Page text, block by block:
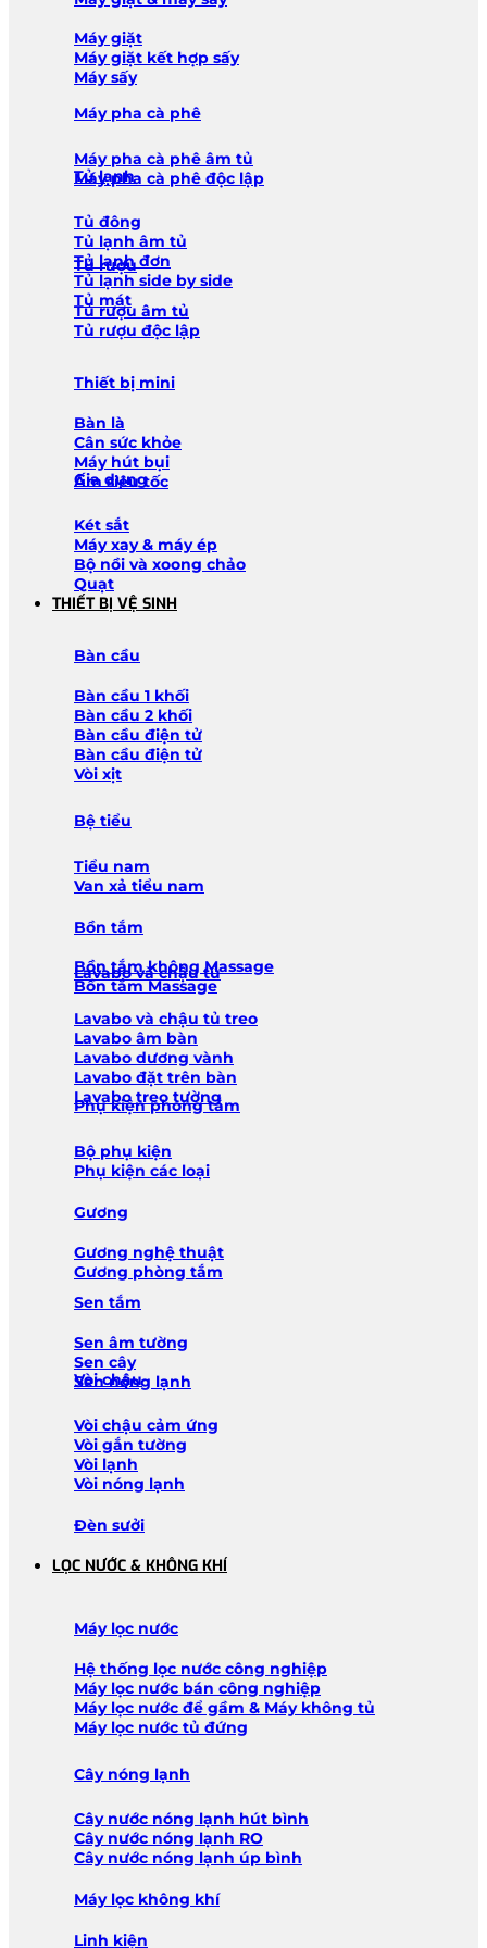
Máy giặt
Máy giặt kết hợp sấy
Máy sấy
Máy pha cà phê
Máy pha cà phê âm tủ
Máy pha cà phê độc lập
Tủ lạnh
Tủ đông
Tủ lạnh âm tủ
Tủ lạnh đơn
Tủ lạnh side by side
Tủ mát
Tủ rượu
Tủ rượu âm tủ
Tủ rượu độc lập
Thiết bị mini
Bàn là
Cân sức khỏe
Máy hút bụi
Ấm siêu tốc
Gia dụng
Két sắt
Máy xay & máy ép
Bộ nồi và xoong chảo
Quạt
THIẾT BỊ VỆ SINH
Bàn cầu
Bàn cầu 1 khối
Bàn cầu 2 khối
Bàn cầu điện tử
Bàn cầu điện tử
Vòi xịt
Bệ tiểu
Tiểu nam
Van xả tiểu nam
Bồn tắm
Bồn tắm không Massage
Bồn tắm Massage
Lavabo và chậu tủ
Lavabo và chậu tủ treo
Lavabo âm bàn
Lavabo dương vành
Lavabo đặt trên bàn
Lavabo treo tường
Phụ kiện phòng tắm
Bộ phụ kiện
Phụ kiện các loại
Gương
Gương nghệ thuật
Gương phòng tắm
Sen tắm
Sen âm tường
Sen cây
Sen nóng lạnh
Vòi chậu
Vòi chậu cảm ứng
Vòi gắn tường
Vòi lạnh
Vòi nóng lạnh
Đèn sưởi
LỌC NƯỚC & KHÔNG KHÍ
Máy lọc nước
Hệ thống lọc nước công nghiệp
Máy lọc nước bán công nghiệp
Máy lọc nước để gầm & Máy không tủ
Máy lọc nước tủ đứng
Cây nóng lạnh
Cây nước nóng lạnh hút bình
Cây nước nóng lạnh RO
Cây nước nóng lạnh úp bình
Máy lọc không khí
Linh kiện